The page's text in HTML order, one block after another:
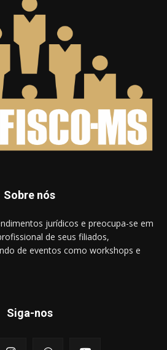
Sobre nós
jurídicos e preocupa-se em
de seus filiados,
de eventos como workshops e
Siga-nos